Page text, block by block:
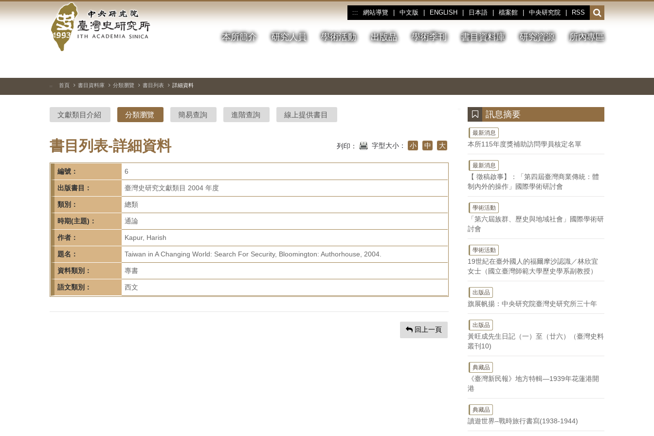
到
中
央
研
院-
臺
灣
史
研
究
所-
首
頁
::: 網站導覽 中文版 ENGLISH 日本語 檔案館 中央研究院 RSS
開
啟
或
收
本所簡介 研究人員 學術活動 出版品 學術季刊 書目資料庫 研究資源 所內專區
停、
圖
圖
結
::: 首頁 書目資料庫 分類瀏覽 書目列表 詳細資料
文獻類目介紹 分類瀏覽 簡易查詢 進階查詢 線上提供書目
書目列表-詳細資料 列印： 字型大小： 小 中 大
編號： 6
出版書目： 臺灣史研究文獻類目 2004 年度
類別： 總類
時期(主題)： 通論
作者： Kapur, Harish
題名： Taiwan in A Changing World: Search For Security, Bloomington: Authorhouse, 2004.
資料類別： 專書
語文類別： 西文
回上一頁
訊息摘要
最新消息
本所115年度獎補助訪問學員核定名單
最新消息
【 徵稿啟事】：「第四屆臺灣商業傳統：體
制內外的操作」國際學術研討會
學術活動
「第六屆族群、歷史與地域社會」國際學術研
討會
學術活動
19世紀在臺外國人的福爾摩沙認識／林欣宜
女士（國立臺灣師範大學歷史學系副教授）
出版品
旗展帆揚：中央研究院臺灣史研究所三十年
出版品
黃旺成先生日記（一）至（廿六）（臺灣史料
叢刊10)
典藏品
《臺灣新民報》地方特輯—1939年花蓮港開
港
典藏品
讀遊世界–戰時旅行書寫(1938-1944)